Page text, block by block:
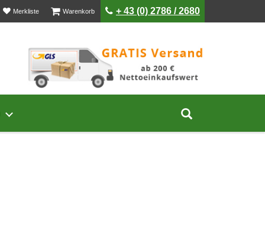
Merklisteist leer Warenkorbist leer+ 43 (0) 2786 / 2680
Untermenü von Unternehmen öffnen